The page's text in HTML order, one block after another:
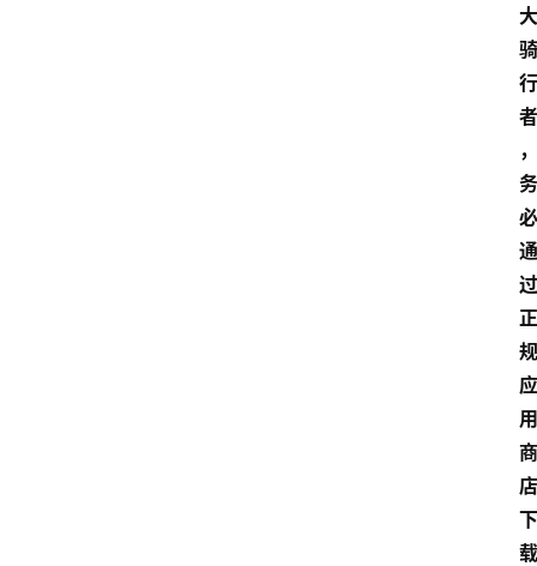
大
骑
行
者
，
务
必
通
过
正
规
应
用
商
店
下
载